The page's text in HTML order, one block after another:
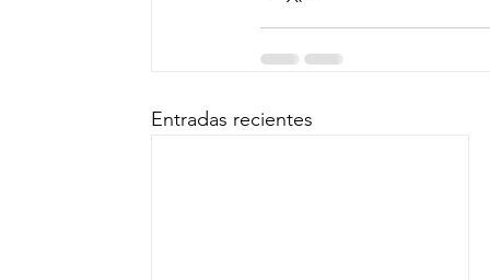
Entradas recientes